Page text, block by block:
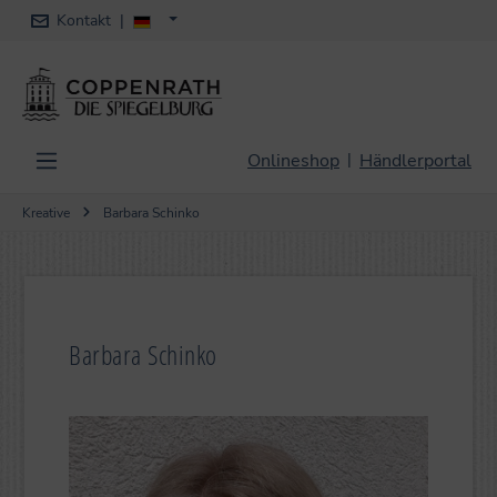
springen
Kontakt |
Onlineshop | Händlerportal
Kreative Barbara Schinko
Barbara Schinko